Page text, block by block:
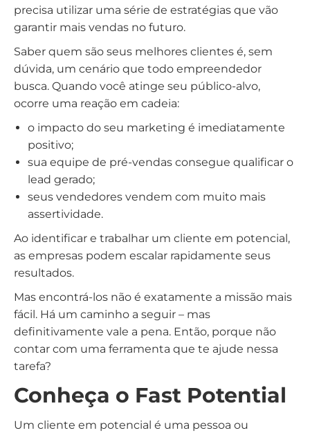
precisa utilizar uma série de estratégias que vão
garantir mais vendas no futuro.
Saber quem são seus melhores clientes é, sem
dúvida, um cenário que todo empreendedor
busca. Quando você atinge seu público-alvo,
ocorre uma reação em cadeia:
o impacto do seu marketing é imediatamente
positivo;
sua equipe de pré-vendas consegue qualificar o
lead gerado;
seus vendedores vendem com muito mais
assertividade.
Ao identificar e trabalhar um cliente em potencial,
as empresas podem escalar rapidamente seus
resultados.
Mas encontrá-los não é exatamente a missão mais
fácil. Há um caminho a seguir – mas
definitivamente vale a pena. Então, porque não
contar com uma ferramenta que te ajude nessa
tarefa?
Conheça o Fast Potential
Um cliente em potencial é uma pessoa ou